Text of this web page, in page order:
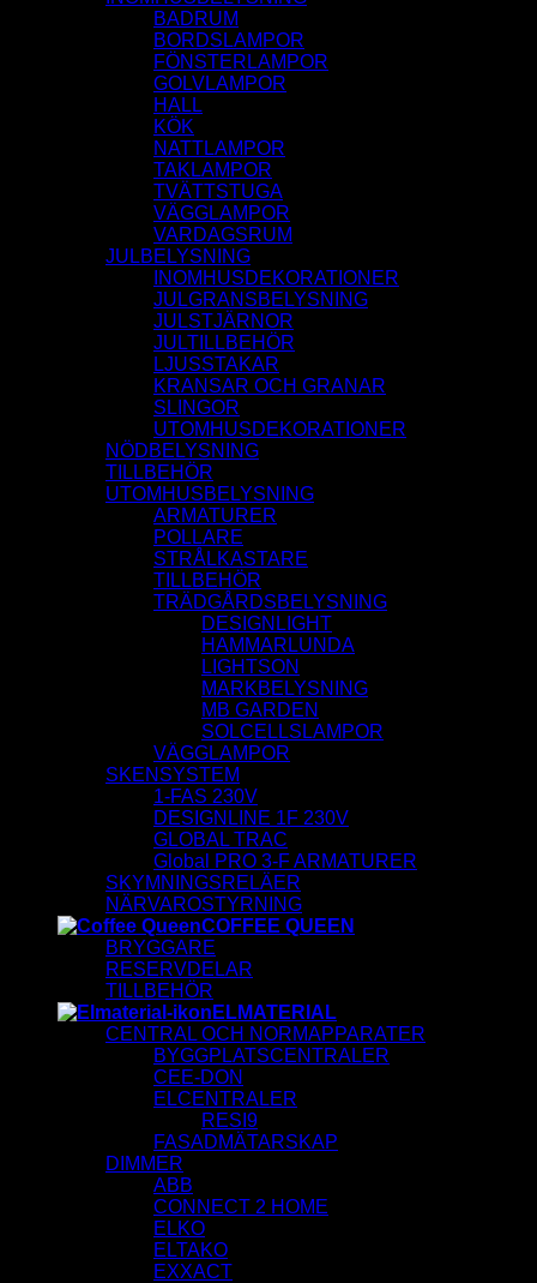
BADRUM
BORDSLAMPOR
FÖNSTERLAMPOR
GOLVLAMPOR
HALL
KÖK
NATTLAMPOR
TAKLAMPOR
TVÄTTSTUGA
VÄGGLAMPOR
VARDAGSRUM
JULBELYSNING
INOMHUSDEKORATIONER
JULGRANSBELYSNING
JULSTJÄRNOR
JULTILLBEHÖR
LJUSSTAKAR
KRANSAR OCH GRANAR
SLINGOR
UTOMHUSDEKORATIONER
NÖDBELYSNING
TILLBEHÖR
UTOMHUSBELYSNING
ARMATURER
POLLARE
STRÅLKASTARE
TILLBEHÖR
TRÄDGÅRDSBELYSNING
DESIGNLIGHT
HAMMARLUNDA
LIGHTSON
MARKBELYSNING
MB GARDEN
SOLCELLSLAMPOR
VÄGGLAMPOR
SKENSYSTEM
1-FAS 230V
DESIGNLINE 1F 230V
GLOBAL TRAC
Global PRO 3-F ARMATURER
SKYMNINGSRELÄER
NÄRVAROSTYRNING
COFFEE QUEEN
BRYGGARE
RESERVDELAR
TILLBEHÖR
ELMATERIAL
CENTRAL OCH NORMAPPARATER
BYGGPLATSCENTRALER
CEE-DON
ELCENTRALER
RESI9
FASADMÄTARSKAP
DIMMER
ABB
CONNECT 2 HOME
ELKO
ELTAKO
EXXACT